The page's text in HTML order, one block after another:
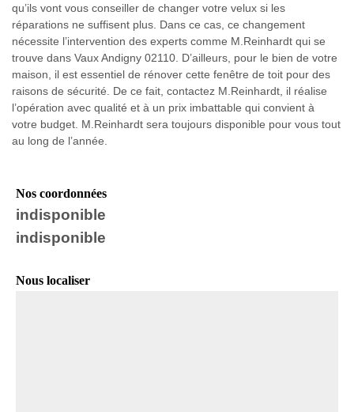
qu’ils vont vous conseiller de changer votre velux si les
réparations ne suffisent plus. Dans ce cas, ce changement
nécessite l’intervention des experts comme M.Reinhardt qui se
trouve dans Vaux Andigny 02110. D’ailleurs, pour le bien de votre
maison, il est essentiel de rénover cette fenêtre de toit pour des
raisons de sécurité. De ce fait, contactez M.Reinhardt, il réalise
l’opération avec qualité et à un prix imbattable qui convient à
votre budget. M.Reinhardt sera toujours disponible pour vous tout
au long de l’année.
Nos coordonnées
indisponible
indisponible
Nous localiser